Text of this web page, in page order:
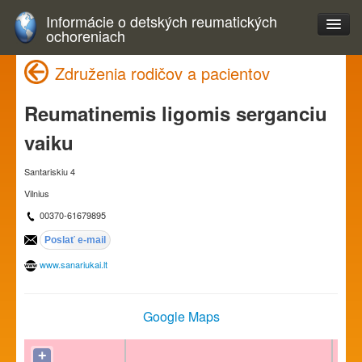
Informácie o detských reumatických
ochoreniach
Združenia rodičov a pacientov
Reumatinemis ligomis serganciu
vaiku
Santariskiu 4
Vilnius
00370-61679895
www.sanariukai.lt
Google Maps
+